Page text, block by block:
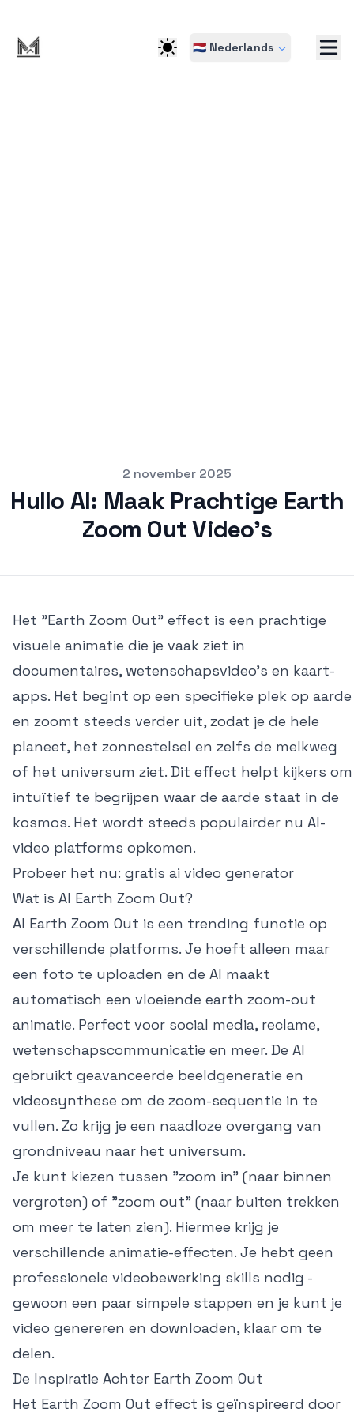
🇳🇱 Nederlands
2 november 2025
Hullo AI: Maak Prachtige Earth
Zoom Out Video's
Het "Earth Zoom Out" effect is een prachtige
visuele animatie die je vaak ziet in
documentaires, wetenschapsvideo's en kaart-
apps. Het begint op een specifieke plek op aarde
en zoomt steeds verder uit, zodat je de hele
planeet, het zonnestelsel en zelfs de melkweg
of het universum ziet. Dit effect helpt kijkers om
intuïtief te begrijpen waar de aarde staat in de
kosmos. Het wordt steeds populairder nu AI-
video platforms opkomen.
Probeer het nu: gratis ai video generator
Wat is AI Earth Zoom Out?
AI Earth Zoom Out is een trending functie op
verschillende platforms. Je hoeft alleen maar
een foto te uploaden en de AI maakt
automatisch een vloeiende earth zoom-out
animatie. Perfect voor social media, reclame,
wetenschapscommunicatie en meer. De AI
gebruikt geavanceerde beeldgeneratie en
videosynthese om de zoom-sequentie in te
vullen. Zo krijg je een naadloze overgang van
grondniveau naar het universum.
Je kunt kiezen tussen "zoom in" (naar binnen
vergroten) of "zoom out" (naar buiten trekken
om meer te laten zien). Hiermee krijg je
verschillende animatie-effecten. Je hebt geen
professionele videobewerking skills nodig -
gewoon een paar simpele stappen en je kunt je
video genereren en downloaden, klaar om te
delen.
De Inspiratie Achter Earth Zoom Out
Het Earth Zoom Out effect is geïnspireerd door